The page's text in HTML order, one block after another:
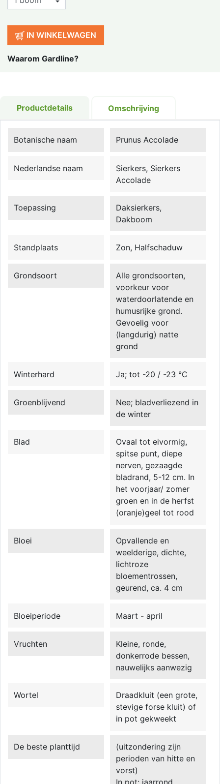
IN WINKELWAGEN
Waarom Gardline?
Productdetails Omschrijving
Botanische naam Prunus Accolade
Nederlandse naam
Sierkers, Sierkers
Accolade
Toepassing
Daksierkers,
Dakboom
Standplaats Zon, Halfschaduw
Grondsoort
Alle grondsoorten,
voorkeur voor
waterdoorlatende en
humusrijke grond.
Gevoelig voor
(langdurig) natte
grond
Winterhard Ja; tot -20 / -23 °C
Groenblijvend
Nee; bladverliezend in
de winter
Blad
Ovaal tot eivormig,
spitse punt, diepe
nerven, gezaagde
bladrand, 5-12 cm. In
het voorjaar/ zomer
groen en in de herfst
(oranje)geel tot rood
Bloei
Opvallende en
weelderige, dichte,
lichtroze
bloementrossen,
geurend, ca. 4 cm
Bloeiperiode Maart - april
Vruchten
Kleine, ronde,
donkerrode bessen,
nauwelijks aanwezig
Wortel
Draadkluit (een grote,
stevige forse kluit) of
in pot gekweekt
De beste planttijd
(uitzondering zijn
perioden van hitte en
vorst)
In pot: jaarrond